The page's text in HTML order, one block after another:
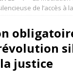
de l’accès à
la justice